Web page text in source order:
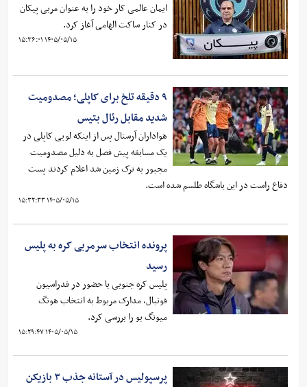
ایمان عالمی کار خود را به عنوان مربی پیکان
در کنار ساکت الهامی آغاز کرد.
۱۴۰۵/۰۵/۱۵ ۱۵:۳۶:۰۱
۹ دقیقه تلخ برای کاپلی؛ مصدومیت
شدید مقابل رئال بتیس
هواداران آرسنال پس از اینکه لویی کاپلی در
یک مسابقه پیش فصل به دلیل مصدومیت
مجبور به ترک زمین شد اعلام کردند پست
دفاع راست در این باشگاه طلسم شده است.
۱۴۰۵/۰۵/۱۵ ۱۵:۳۲:۳۳
پرونده انتخاب سرمربی کره به پلیس
رسید
پلیس کره‌ جنوبی با حضور در فدراسیون
فوتبال، مدارک مربوط به انتخاب هونگ‌
میونگ بو را بررسی کرد.
۱۴۰۵/۰۵/۱۵ ۱۵:۲۹:۴۷
پرسپولیس در آستانه جذب ۳ بازیکن